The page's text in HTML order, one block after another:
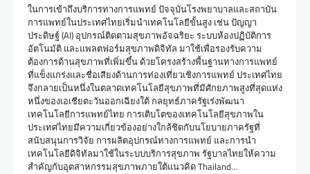
ในการเข้าถึงบริการทางการแพทย์ ปัจจุบันโรงพยาบาลและสถาบัน
การแพทย์ในประเทศไทยเริ่มนำเทคโนโลยีขั้นสูง เช่น ปัญญา
ประดิษฐ์ (AI) อุปกรณ์ติดตามสุขภาพอัจฉริยะ ระบบห้องปฏิบัติการ
อัตโนมัติ และแพลตฟอร์มสุขภาพดิจิทัล มาใช้เพื่อรองรับความ
ต้องการด้านสุขภาพที่เพิ่มขึ้น ด้วยโครงสร้างพื้นฐานทางการแพทย์
ที่แข็งแกร่งและชื่อเสียงด้านการท่องเที่ยวเชิงการแพทย์ ประเทศไทย
จึงกลายเป็นหนึ่งในตลาดเทคโนโลยีสุขภาพที่มีศักยภาพสูงที่สุดแห่ง
หนึ่งของเอเชียตะวันออกเฉียงใต้ กลยุทธ์ภาครัฐเร่งพัฒนา
เทคโนโลยีการแพทย์ไทย การเติบโตของเทคโนโลยีสุขภาพใน
ประเทศไทยมีความเกี่ยวข้องอย่างใกล้ชิดกับนโยบายภาครัฐที่
สนับสนุนการวิจัย การผลิตอุปกรณ์ทางการแพทย์ และการนำ
เทคโนโลยีดิจิทัลมาใช้ในระบบบริการสุขภาพ รัฐบาลไทยให้ความ
สำคัญกับอุตสาหกรรมสุขภาพภายใต้แนวคิด Thailand…